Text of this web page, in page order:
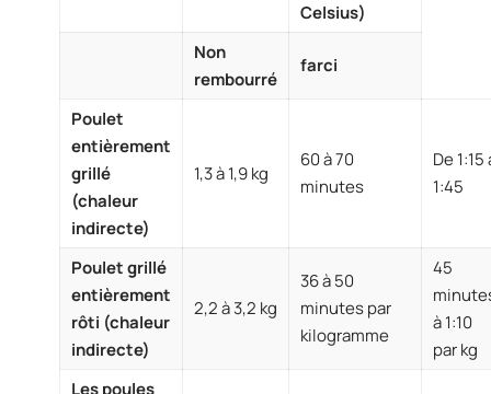
Celsius)
Non
rembourré
farci
Poulet
entièrement
grillé
(chaleur
indirecte)
1,3 à 1,9 kg
60 à 70
minutes
De 1:15
1:45
Poulet grillé
entièrement
rôti (chaleur
indirecte)
2,2 à 3,2 kg
36 à 50
minutes par
kilogramme
45
à 1:10
par kg
Les poules